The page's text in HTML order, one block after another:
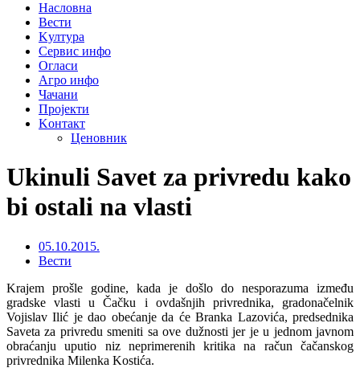
Насловна
Вести
Kултура
Сервис инфо
Огласи
Агро инфо
Чачани
Пројекти
Kонтакт
Ценовник
Ukinuli Savet za privredu kako
bi ostali na vlasti
05.10.2015.
Вести
Krajem prošle godine, kada je došlo do nesporazuma između
gradske vlasti u Čačku i ovdašnjih privrednika, gradonačelnik
Vojislav Ilić je dao obećanje da će Branka Lazovića, predsednika
Saveta za privredu smeniti sa ove dužnosti jer je u jednom javnom
obraćanju uputio niz neprimerenih kritika na račun čačanskog
privrednika Milenka Kostića.